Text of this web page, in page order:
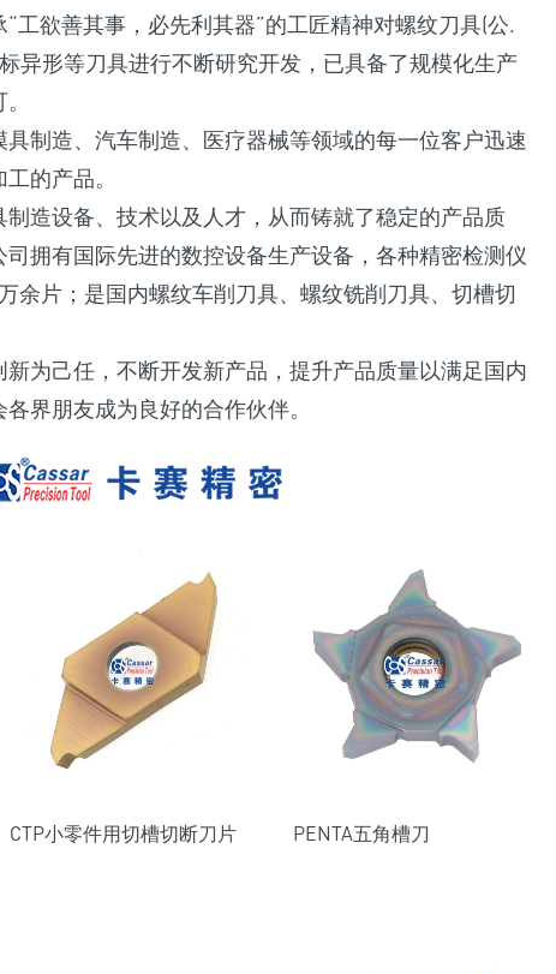
工欲善其事，必先利其器”的工匠精神对螺纹刀具(公.
异形等刀具进行不断研究开发，已具备了规模化生产
制造、汽车制造、医疗器械等领域的每一位客户迅速
的产品。
造设备、技术以及人才，从而铸就了稳定的产品质
拥有国际先进的数控设备生产设备，各种精密检测仪
余片；是国内螺纹车削刀具、螺纹铣削刀具、切槽切
为己任，不断开发新产品，提升产品质量以满足国内
界朋友成为良好的合作伙伴。
CTP小零件用切槽切断刀片 PENTA五角槽刀